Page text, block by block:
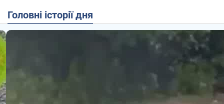
Головні історії дня